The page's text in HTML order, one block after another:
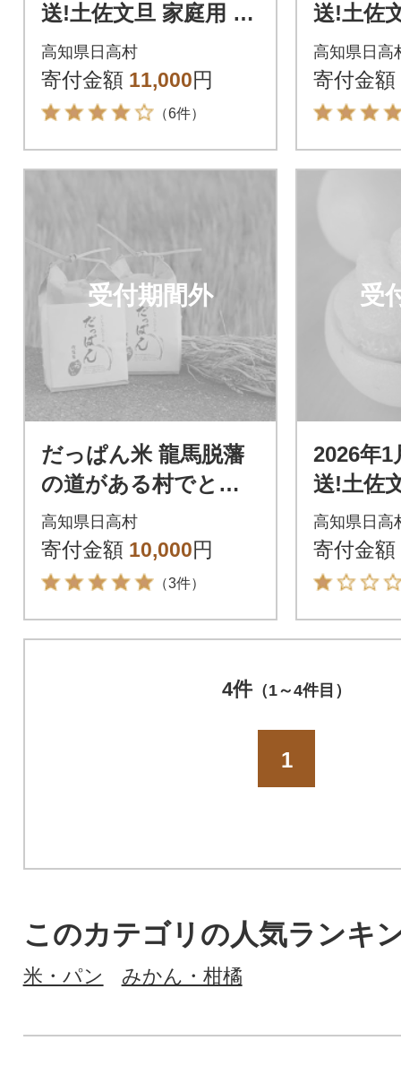
送!土佐文旦 家庭用 5k
g 数量限定 高知県産
路地 農家直送 早出し
高知県日高村
寄付金額 11,000円
（6件）
送!土佐
kg 数量
産 路地
し
高知県日高
寄付金額
受付期間外
だっぱん米 龍馬脱藩
の道がある村でとれ
たお米 にこまる(精米
2kg×2袋)
高知県日高村
寄付金額 10,000円
（3件）
受
2026年1
送!土佐
kg 数量
産 路地
し
高知県日高
寄付金額
4件（1～4件目）
1
このカテゴリの人気ランキ
米・パン みかん・柑橘